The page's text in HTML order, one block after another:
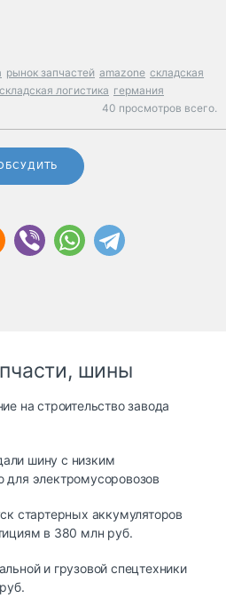
рынок запчастей amazone складская
складская логистика германия
40 просмотров всего.
шины
на строительство завода
шину с низким
для электромусоровозов
стартерных аккумуляторов
в 380 млн руб.
и грузовой спецтехники